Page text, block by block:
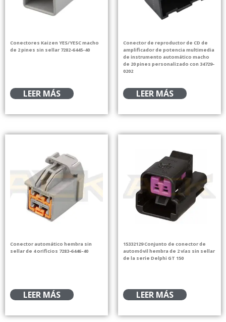
Conectores Kaizen YES/YESC macho
de 2 pines sin sellar 7282-6445-40
LEER MÁS
Conector de reproductor de CD de
amplificador de potencia multimedia
de instrumento automático macho
de 20 pines personalizado con 34729-
0202
LEER MÁS
Conector automático hembra sin
sellar de 4 orificios 7283-6446-40
LEER MÁS
15332129 Conjunto de conector de
automóvil hembra de 2 vías sin sellar
de la serie Delphi GT 150
LEER MÁS